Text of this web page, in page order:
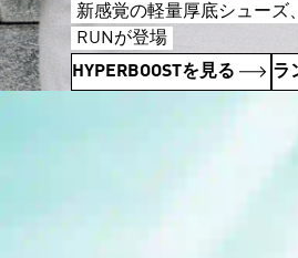
新感覚の軽量厚底シューズ
RUNが登場
HYPERBOOSTを見る
ラ